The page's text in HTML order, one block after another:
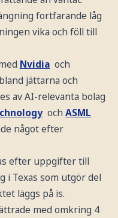
fortfarande låg
vika och föll till
Nvidia och
jättarna och
av AI-relevanta bolag
ochASML
något efter
efter uppgifter till
i Texas som utgör del
läggs på is.
med omkring 4